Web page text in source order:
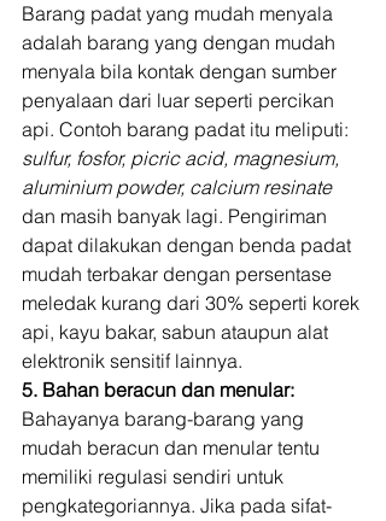
Barang padat yang mudah menyala
adalah barang yang dengan mudah
menyala bila kontak dengan sumber
penyalaan dari luar seperti percikan
api. Contoh barang padat itu meliputi:
sulfur, fosfor, picric acid, magnesium,
aluminium powder, calcium resinate
dan masih banyak lagi. Pengiriman
dapat dilakukan dengan benda padat
mudah terbakar dengan persentase
meledak kurang dari 30% seperti korek
api, kayu bakar, sabun ataupun alat
elektronik sensitif lainnya.
5. Bahan beracun dan menular:
Bahayanya barang-barang yang
mudah beracun dan menular tentu
memiliki regulasi sendiri untuk
pengkategoriannya. Jika pada sifat-